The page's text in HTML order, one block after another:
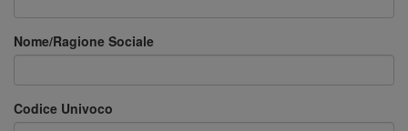
Nome/Ragione Sociale
Codice Univoco